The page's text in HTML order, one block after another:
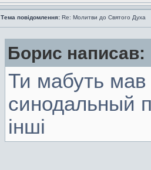
Тема повідомлення: Re: Молитви до Святого Духа
Борис написав:
Ти мабуть мав
синодальный
інші